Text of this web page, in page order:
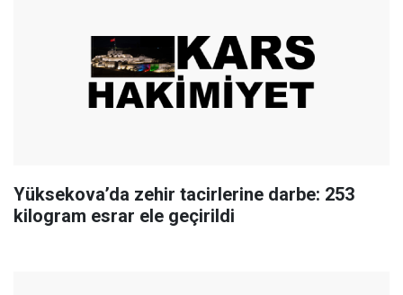
Yüksekova’da zehir tacirlerine darbe: 253
kilogram esrar ele geçirildi